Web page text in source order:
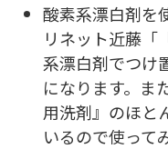
酸素系漂白剤を
リネット近藤「
系漂白剤でつけ
になります。ま
用洗剤』のほと
いるので使って